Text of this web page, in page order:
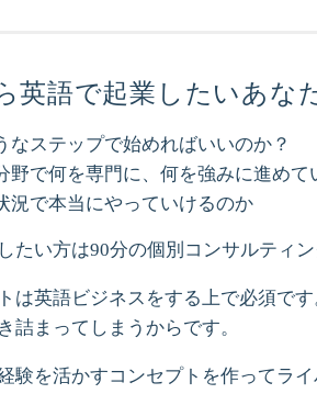
英語で起業したいあな
なステップで始めればいいのか？
野で何を専門に、何を強みに進めて
況で本当にやっていけるのか
たい方は90分の個別コンサルティン
は英語ビジネスをする上で必須で
詰まってしまうからです。
験を活かすコンセプトを作ってラ